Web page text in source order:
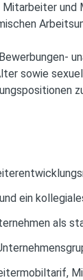
und
sowie
ein
als